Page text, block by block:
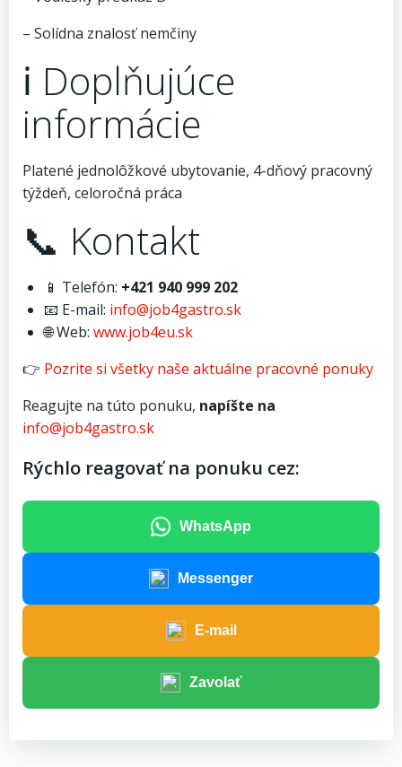
– Solídna znalosť nemčiny
ℹ️ Doplňujúce
informácie
Platené jednolôžkové ubytovanie, 4-dňový pracovný
týždeň, celoročná práca
📞 Kontakt
📱 Telefón: +421 940 999 202
📧 E-mail: info@job4gastro.sk
🌐 Web: www.job4eu.sk
👉 Pozrite si všetky naše aktuálne pracovné ponuky
Reagujte na túto ponuku, napíšte na
info@job4gastro.sk
Rýchlo reagovať na ponuku cez:
WhatsApp
Messenger
E-mail
Zavolať